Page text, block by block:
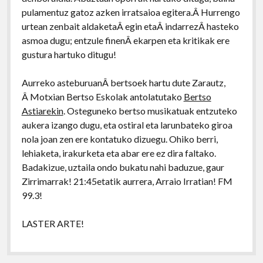
pulamentuz gatoz azken irratsaioa egitera.Â Hurrengo
urtean zenbait aldaketaÂ egin etaÂ indarrezÂ hasteko
asmoa dugu; entzule finenÂ ekarpen eta kritikak ere
gustura hartuko ditugu!
Aurreko asteburuanÂ bertsoek hartu dute Zarautz,
Â Motxian Bertso Eskolak antolatutako Bertso
Astiarekin. Osteguneko bertso musikatuak entzuteko
aukera izango dugu, eta ostiral eta larunbateko giroa
nola joan zen ere kontatuko dizuegu. Ohiko berri,
lehiaketa, irakurketa eta abar ere ez dira faltako.
Badakizue, uztaila ondo bukatu nahi baduzue, gaur
Zirrimarrak! 21:45etatik aurrera, Arraio Irratian! FM
99.3!
LASTER ARTE!